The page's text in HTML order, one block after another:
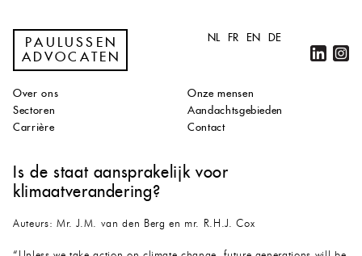
PAULUSSEN
ADVOCATEN
NL FR EN DE
Over ons
Onze mensen
Sectoren
Aandachtsgebieden
Carrière
Contact
Is de staat aansprakelijk voor
klimaatverandering?
Auteurs: Mr. J.M. van den Berg en mr. R.H.J. Cox